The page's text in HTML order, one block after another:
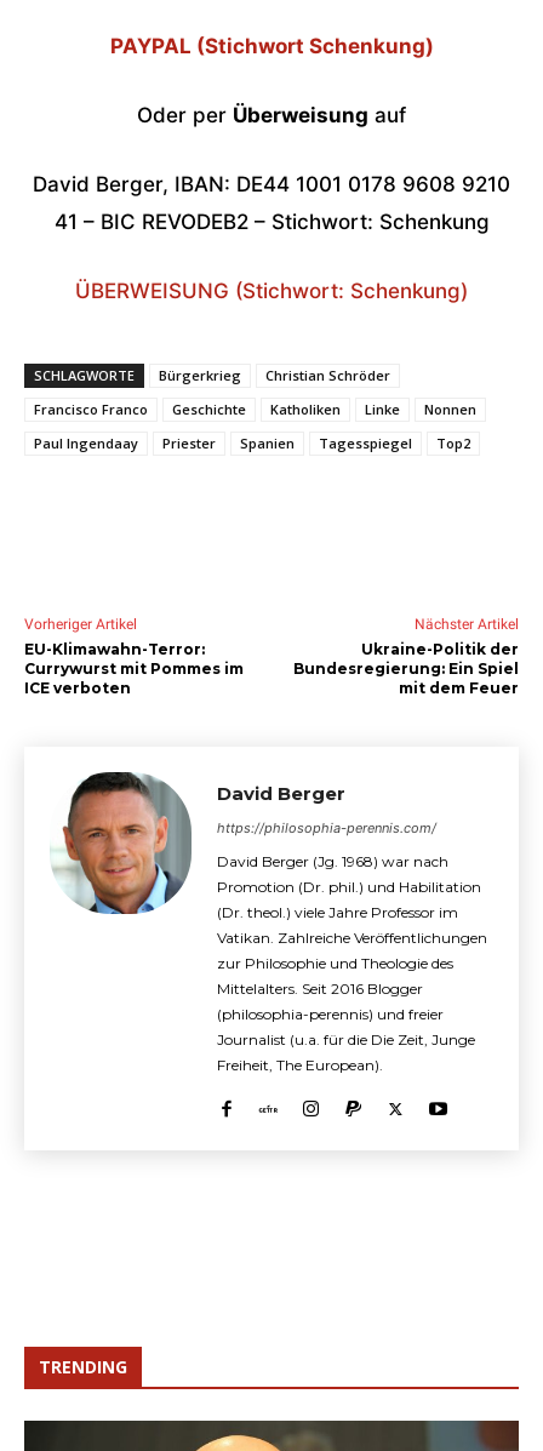
PAYPAL (Stichwort Schenkung)
Oder per Überweisung auf
David Berger, IBAN: DE44 1001 0178 9608 9210
41 – BIC REVODEB2 – Stichwort: Schenkung
ÜBERWEISUNG (Stichwort: Schenkung)
SCHLAGWORTE Bürgerkrieg
Christian Schröder
Francisco Franco
Geschichte Katholiken Linke
Nonnen
Paul Ingendaay
Priester Spanien Tagesspiegel Top2
Vorheriger Artikel
EU-Klimawahn-Terror:
Currywurst mit Pommes im
ICE verboten
Nächster Artikel
Ukraine-Politik der
Bundesregierung: Ein Spiel
mit dem Feuer
David Berger
https://philosophia-perennis.com/
David Berger (Jg. 1968) war nach
Promotion (Dr. phil.) und Habilitation
(Dr. theol.) viele Jahre Professor im
Vatikan. Zahlreiche Veröffentlichungen
zur Philosophie und Theologie des
Mittelalters. Seit 2016 Blogger
(philosophia-perennis) und freier
Journalist (u.a. für die Die Zeit, Junge
Freiheit, The European).
TRENDING